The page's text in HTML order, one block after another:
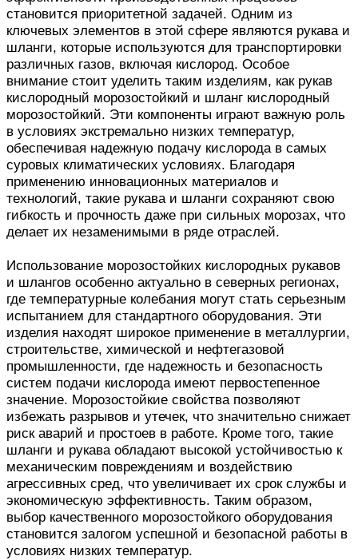
становится приоритетной задачей. Одним из
ключевых элементов в этой сфере являются рукава и
шланги, которые используются для транспортировки
различных газов, включая кислород. Особое
внимание стоит уделить таким изделиям, как рукав
кислородный морозостойкий и шланг кислородный
морозостойкий. Эти компоненты играют важную роль
в условиях экстремально низких температур,
обеспечивая надежную подачу кислорода в самых
суровых климатических условиях. Благодаря
применению инновационных материалов и
технологий, такие рукава и шланги сохраняют свою
гибкость и прочность даже при сильных морозах, что
делает их незаменимыми в ряде отраслей.
Использование морозостойких кислородных рукавов
и шлангов особенно актуально в северных регионах,
где температурные колебания могут стать серьезным
испытанием для стандартного оборудования. Эти
изделия находят широкое применение в металлургии,
строительстве, химической и нефтегазовой
промышленности, где надежность и безопасность
систем подачи кислорода имеют первостепенное
значение. Морозостойкие свойства позволяют
избежать разрывов и утечек, что значительно снижает
риск аварий и простоев в работе. Кроме того, такие
шланги и рукава обладают высокой устойчивостью к
механическим повреждениям и воздействию
агрессивных сред, что увеличивает их срок службы и
экономическую эффективность. Таким образом,
выбор качественного морозостойкого оборудования
становится залогом успешной и безопасной работы в
условиях низких температур.